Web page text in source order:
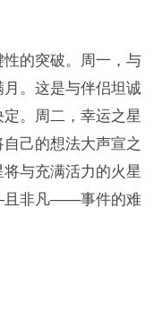
的突破。周一，与
。这是与伴侣坦诚
。周二，幸运之星
己的想法大声宣之
与充满活力的火星
且非凡——事件的难